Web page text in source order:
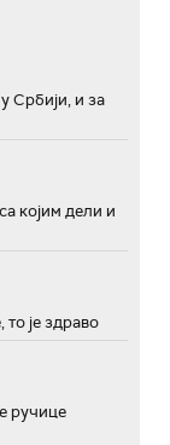
Србији, и за
којим дели и
је здраво
ручице